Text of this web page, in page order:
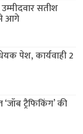
सतीश
से आगे
पेश, कार्यवाही 2
ट्रैफिकिंग’ की